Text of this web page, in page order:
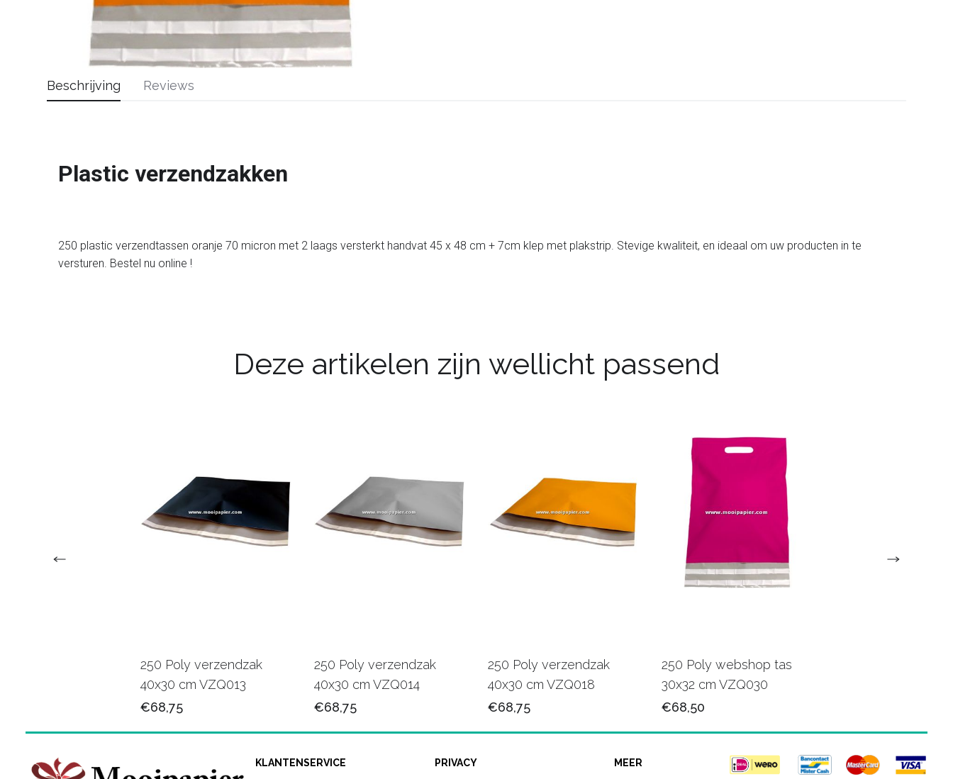
Beschrijving
Plastic verzendzakken
250 plastic verzendtassen oranje 70 micron met 2 laags versterkt handvat 45 x 48 cm + 7cm klep met plakstrip. Stevige kwaliteit, en ideaal om uw producten in te
versturen. Bestel nu online !
Reviews
Deze artikelen zijn wellicht passend
250 Poly verzendzak
40x30 cm VZQ013
€68,75
250 Poly verzendzak
40x30 cm VZQ014
€68,75
250 Poly verzendzak
40x30 cm VZQ018
€68,75
250 Poly webshop tas
30x32 cm VZQ030
€68,50
KLANTENSERVICE PRIVACY MEER